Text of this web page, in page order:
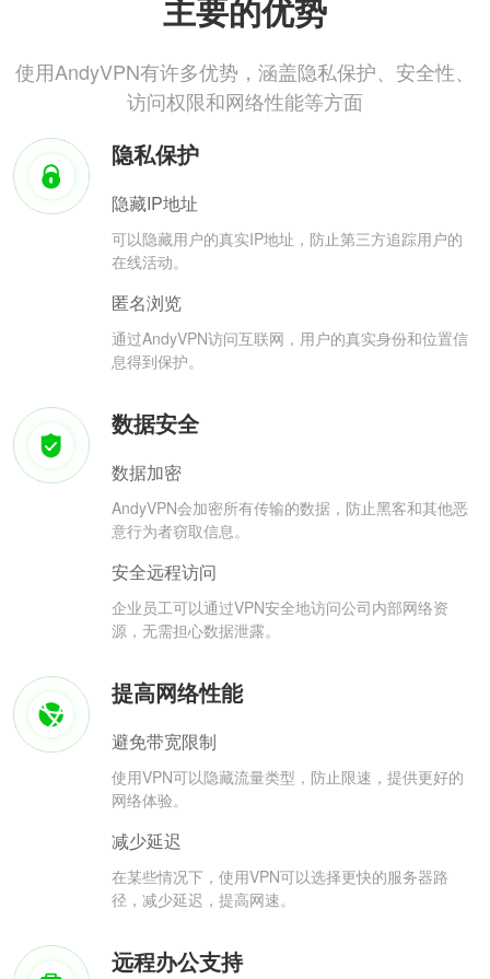
主要的优势
使用AndyVPN有许多优势，涵盖隐私保护、安全性、
访问权限和网络性能等方面
隐私保护
隐藏IP地址
可以隐藏用户的真实IP地址，防止第三方追踪用户的
在线活动。
匿名浏览
通过AndyVPN访问互联网，用户的真实身份和位置信
息得到保护。
数据安全
数据加密
AndyVPN会加密所有传输的数据，防止黑客和其他恶
意行为者窃取信息。
安全远程访问
企业员工可以通过VPN安全地访问公司内部网络资
源，无需担心数据泄露。
提高网络性能
避免带宽限制
使用VPN可以隐藏流量类型，防止限速，提供更好的
网络体验。
减少延迟
在某些情况下，使用VPN可以选择更快的服务器路
径，减少延迟，提高网速。
远程办公支持